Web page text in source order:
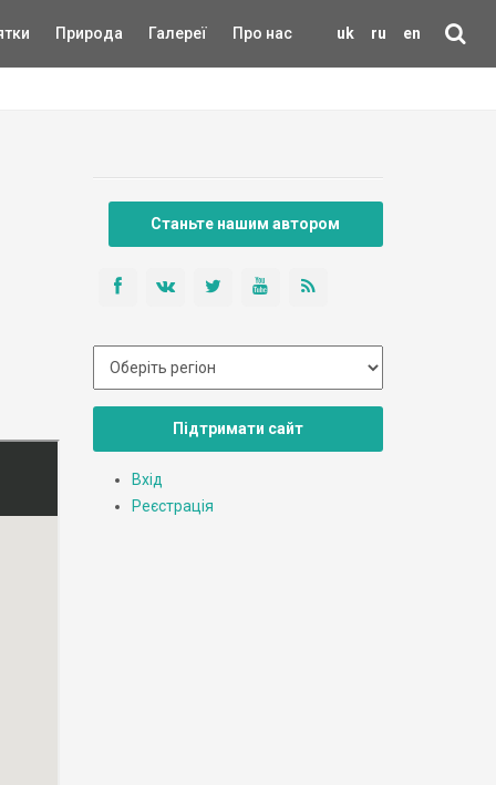
uk ru en
Природа Галереї Про нас
Станьте нашим автором
Підтримати сайт
Вхід
Реєстрація